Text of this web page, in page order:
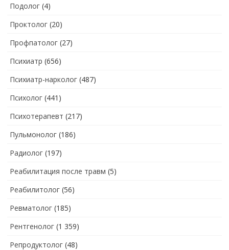
Подолог (4)
Проктолог (20)
Профпатолог (27)
Психиатр (656)
Психиатр-нарколог (487)
Психолог (441)
Психотерапевт (217)
Пульмонолог (186)
Радиолог (197)
Реабилитация после травм (5)
Реабилитолог (56)
Ревматолог (185)
Рентгенолог (1 359)
Репродуктолог (48)